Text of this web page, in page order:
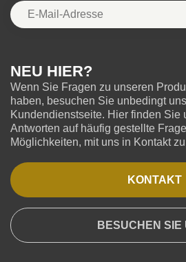
NEU HIER?
Wenn Sie Fragen zu unseren
haben, besuchen Sie unbedingt
Kundendienstseite. Hier finden Sie
Antworten auf häufig gestellte
Möglichkeiten, mit uns in Kontakt
KONTAKT
BESUCHEN SIE